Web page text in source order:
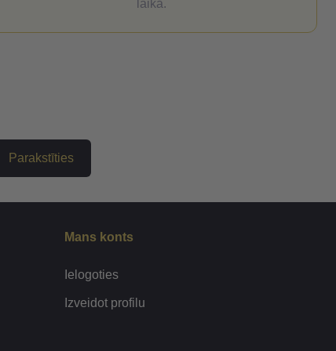
laikā.
Parakstīties
Mans konts
Ielogoties
Izveidot profilu